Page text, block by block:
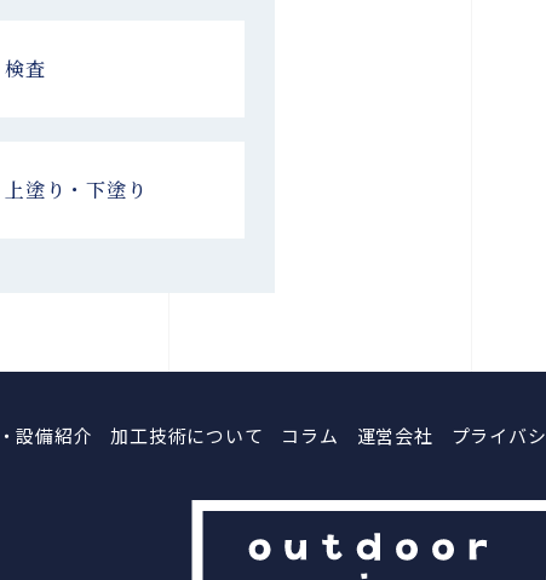
検査
上塗り・下塗り
設備紹介 加工技術について コラム 運営会社 プライバ